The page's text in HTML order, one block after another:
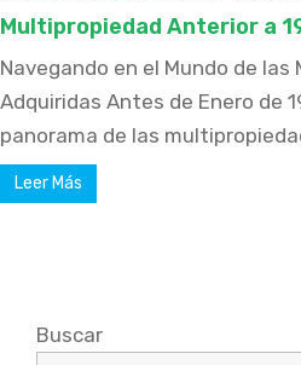
Multipropiedad Anterior a
Navegando en el Mundo de
Adquiridas Antes de Enero de
panorama de las
Leer Más
Buscar